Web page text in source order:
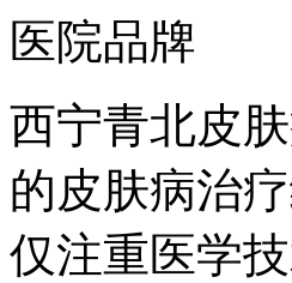
医院品牌
西宁青北皮
的皮肤病治
仅注重医学